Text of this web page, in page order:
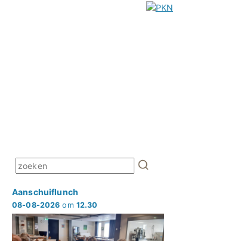
Aanschuiflunch
08-08-2026 om 12.30